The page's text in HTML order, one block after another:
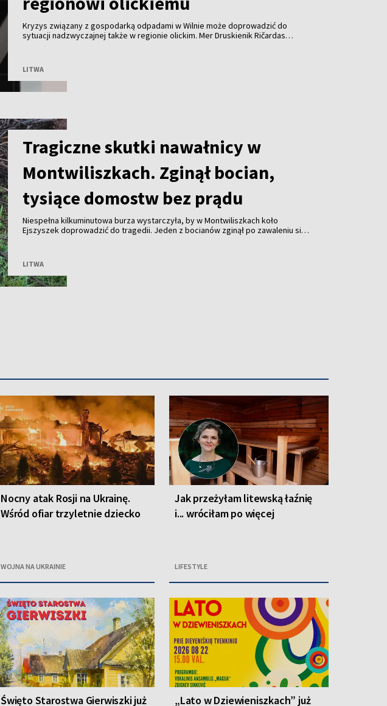
Kryzys związany z gospodarką odpadami w Wilnie może doprowadzić do
sytuacji nadzwyczajnej także w regionie olickim. Mer Druskienik Ričardas
LITWA
Tragiczne skutki nawałnicy w
Montwiliszkach. Zginął bocian,
tysiące domostw bez prądu
Niespełna kilkuminutowa burza wystarczyła, by w Montwiliszkach koło
Ejszyszek doprowadzić do tragedii. Jeden z bocianów zginął po zawaleniu się
LITWA
Nocny atak Rosji na Ukrainę.
Wśród ofiar trzyletnie dziecko
WOJNA NA UKRAINIE
Jak przeżyłam litewską łaźnię
i... wróciłam po więcej
LIFESTYLE
Święto Starostwa Gierwiszki już „Lato w Dziewieniszkach” już